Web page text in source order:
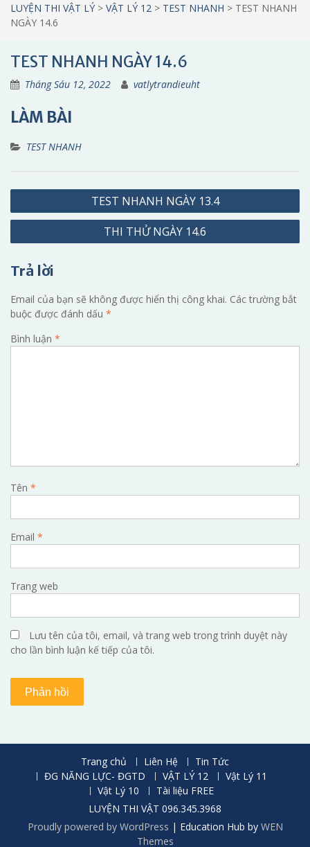
LUYỆN THI VẬT LÝ > VẬT LÝ 12 > TEST NHANH > TEST NHANH
NGÀY 14.6
TEST NHANH NGÀY 14.6
Tháng Sáu 12, 2022 vatlytrandieuht
LÀM BÀI
TEST NHANH
Điều
hướng
TEST NHANH NGÀY 13.4
THI THỬ NGÀY 14.6
Trả lời
Email của bạn sẽ không được hiển thị công khai. Các trường bắt
buộc được đánh dấu *
Bình luận *
Tên *
Email *
Trang web
Lưu tên của tôi, email, và trang web trong trình duyệt này
cho lần bình luận kế tiếp của tôi.
Trang chủ Liên Hệ
Tin Tức
ĐG NĂNG LỰC- ĐGTD
VẬT LÝ 12
Vật Lý 11
Vật Lý 10
Tài liệu FREE
LUYỆN THI VẬT 096.345.3968
Proudly powered by WordPress | Education Hub by WEN
Themes